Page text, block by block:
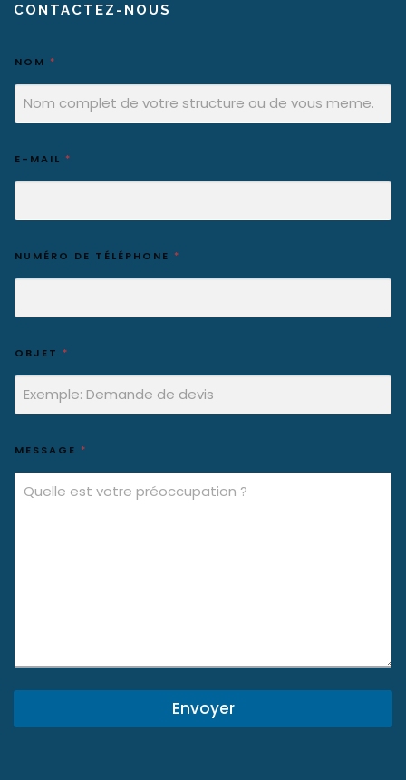
CONTACTEZ-NOUS
NOM *
E-MAIL *
NUMÉRO DE TÉLÉPHONE *
OBJET *
MESSAGE *
Envoyer